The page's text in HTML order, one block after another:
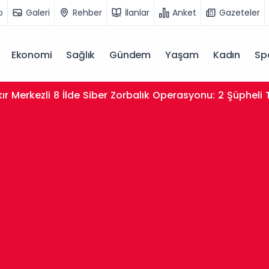
Galeri Rehber İlanlar Anket Gazeteler
Ekonomi Sağlık Gündem Yaşam Kadın
Merkezli 8 İlde Siber Zorbalık Operasyonu: 2 Şüpheli